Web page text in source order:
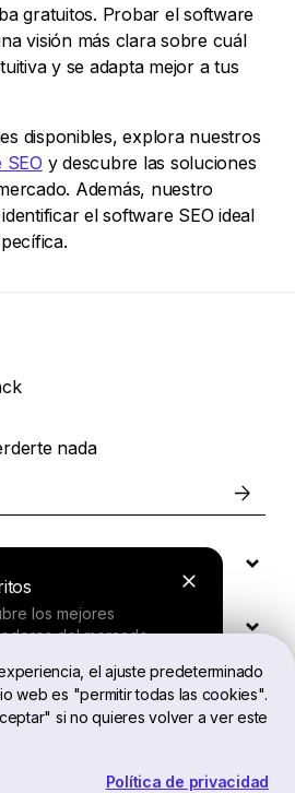
el ajuste predeterminado
web es "permitir todas las cookies".
si no quieres volver a ver este
Política de privacidad
gratuitos. Probar el software
visión más clara sobre cuál
y se adapta mejor a tus
disponibles, explora nuestros
y descubre las soluciones
Además, nuestro
el software SEO ideal
los mejores
del mercado.
una recomendación
nada
ES
reservados, 2026